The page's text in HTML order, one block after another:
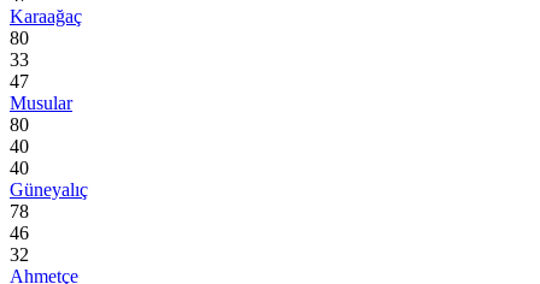
Karaağaç
80
33
47
Musular
80
40
40
Güneyalıç
78
46
32
Ahmetçe